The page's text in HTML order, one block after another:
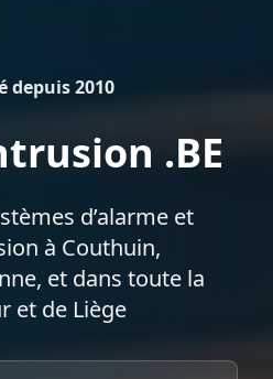
depuis 2010
.BE
d’alarme et
à Couthuin,
et dans toute la
et de Liège